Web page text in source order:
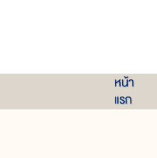
หน้า
แรก